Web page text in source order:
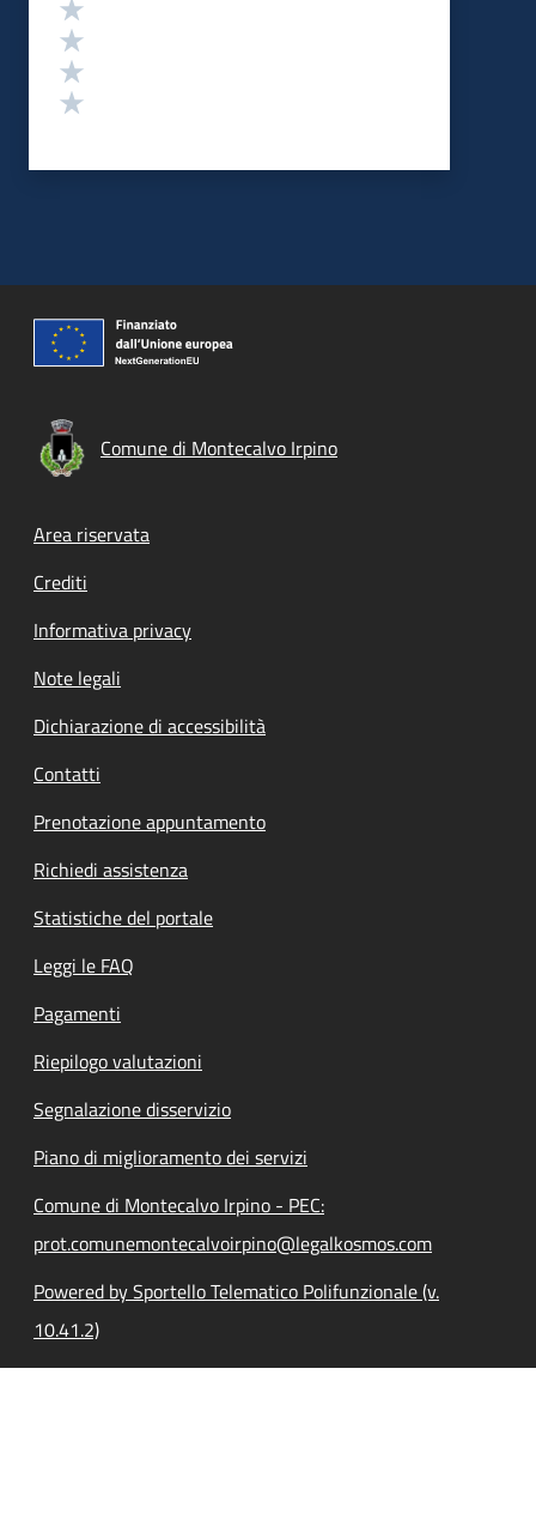
Comune di Montecalvo Irpino
Footer menu
Area riservata
Crediti
Informativa privacy
Note legali
Dichiarazione di accessibilità
Contatti
Prenotazione appuntamento
Richiedi assistenza
Statistiche del portale
Leggi le FAQ
Pagamenti
Riepilogo valutazioni
Segnalazione disservizio
Piano di miglioramento dei servizi
Comune di Montecalvo Irpino - PEC:
prot.comunemontecalvoirpino@legalkosmos.com
Powered by Sportello Telematico Polifunzionale (v.
10.41.2)